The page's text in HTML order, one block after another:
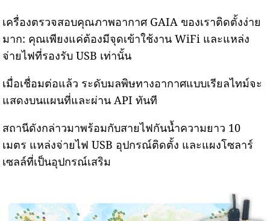
เครื่องตรวจสอบคุณภาพอากาศ GAIA ของเราติดตั้งง่าย
มาก: คุณเพียงแค่ต้องมีจุดเข้าใช้งาน WiFi และแหล่ง
จ่ายไฟที่รองรับ USB เท่านั้น
เมื่อเชื่อมต่อแล้ว ระดับมลพิษทางอากาศแบบเรียลไทม์จะ
แสดงบนแผนที่และผ่าน API ทันที
สถานีดังกล่าวมาพร้อมกับสายไฟกันน้ำความยาว 10
เมตร แหล่งจ่ายไฟ USB อุปกรณ์ติดตั้ง และแผงโซลาร์
เซลล์ที่เป็นอุปกรณ์เสริม